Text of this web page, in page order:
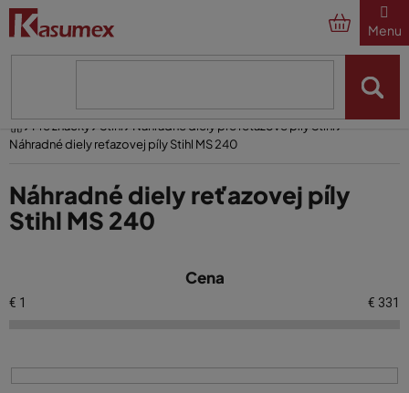
Prejsť
obsah
Pre značky Stihl
Náhradné diely pre reťazové píly Stihl
Náhradné diely reťazovej píly Stihl MS 240
Náhradné diely reťazovej píly
Stihl MS 240
Cena
€ 1 € 331
p
p